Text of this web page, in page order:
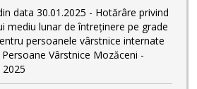
data 30.01.2025 - Hotărâre privind
mediu lunar de întreţinere pe grade
persoanele vârstnice internate
Vârstnice Mozăceni -